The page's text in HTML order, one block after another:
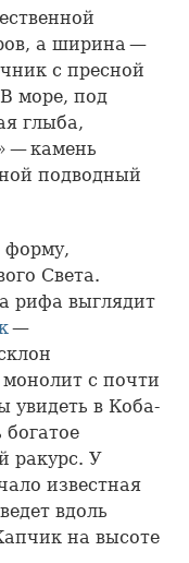
а ширина —
с пресной
море, под
глыба,
— камень
подводный
форму,
Света.
рифа выглядит
—
с почти
увидеть в Коба-
ракурс. У
известная
вдоль
на высоте